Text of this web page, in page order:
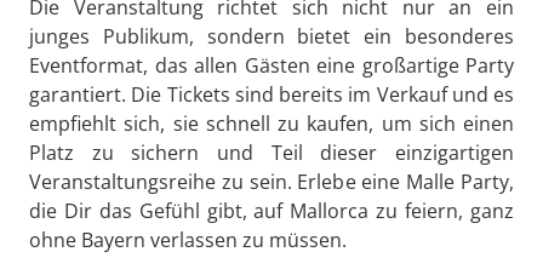
Die Veranstaltung richtet sich nicht nur an ein
junges Publikum, sondern bietet ein besonderes
Eventformat, das allen Gästen eine großartige Party
garantiert. Die Tickets sind bereits im Verkauf und es
empfiehlt sich, sie schnell zu kaufen, um sich einen
Platz zu sichern und Teil dieser einzigartigen
Veranstaltungsreihe zu sein. Erlebe eine Malle Party,
die Dir das Gefühl gibt, auf Mallorca zu feiern, ganz
ohne Bayern verlassen zu müssen.